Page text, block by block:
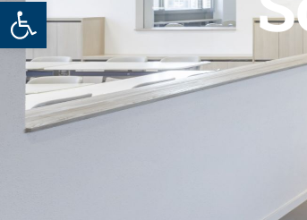
Werkzeugleiste öffnen